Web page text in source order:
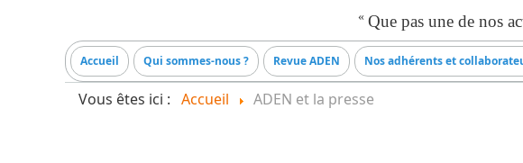
« Que pas une de nos
Accueil Qui sommes-nous ? Revue ADEN Nos adhérents et
Vous êtes ici : Accueil ADEN et la presse